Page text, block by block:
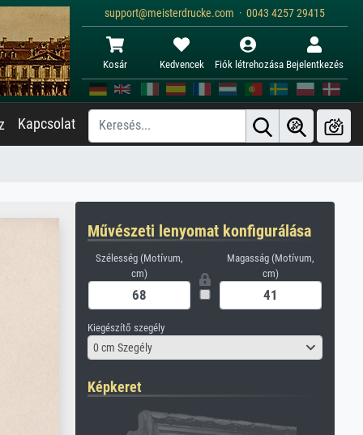
support@meisterdrucke.com · 0043 4257 29415
Kosár Kedvencek Fiók létrehozása Bejelentkezés
Kapcsolat
Művészeti lenyomat konfigurálása
Szélesség (Motívum,
cm)
Magasság (Motívum,
cm)
Kiegészítő szegély
0 cm Szegély
Képkeret